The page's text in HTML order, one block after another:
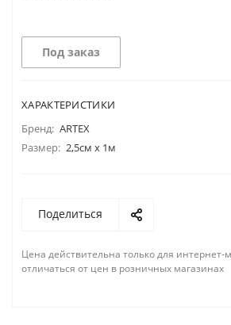
Под заказ
ХАРАКТЕРИСТИКИ
Бренд: ARTEX
Размер: 2,5см х 1м
Поделиться
Цена действительна только для
отличаться от цен в розничных магазинах